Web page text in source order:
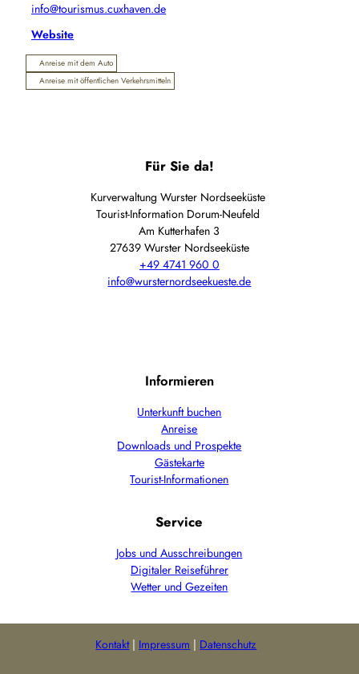
info@tourismus.cuxhaven.de
Website
Anreise mit dem Auto
Anreise mit öffentlichen Verkehrsmitteln
Für Sie da!
Kurverwaltung Wurster Nordseeküste
Tourist-Information Dorum-Neufeld
Am Kutterhafen 3
27639 Wurster Nordseeküste
+49 4741 960 0
info@wursternordseekueste.de
Informieren
Unterkunft buchen
Anreise
Downloads und Prospekte
Gästekarte
Tourist-Informationen
Service
Jobs und Ausschreibungen
Digitaler Reiseführer
Wetter und Gezeiten
Kontakt Impressum Datenschutz